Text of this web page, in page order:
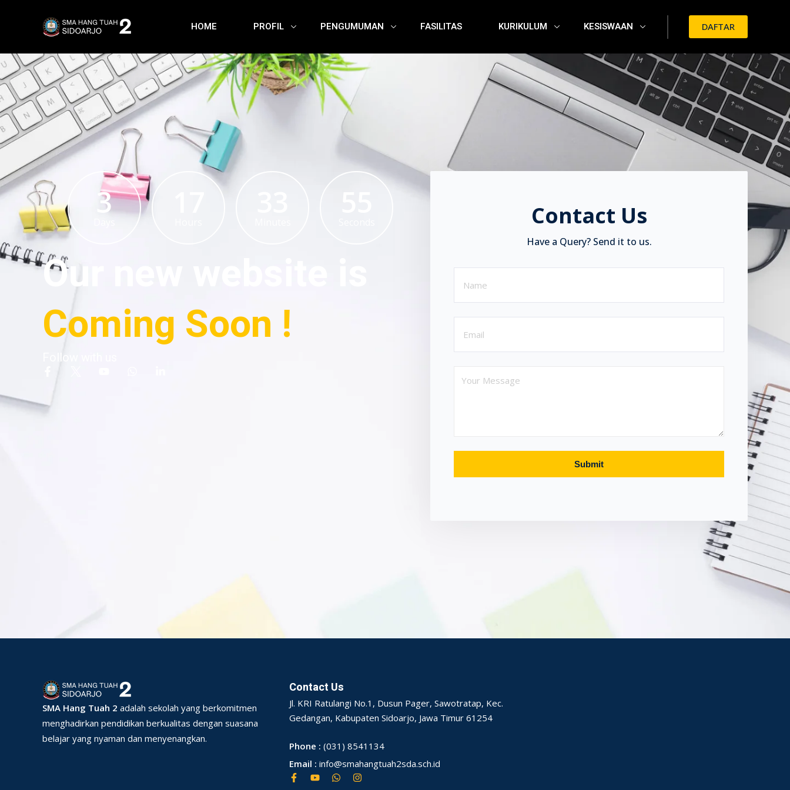
HOME PROFIL PENGUMUMAN FASILITAS KURIKULUM KESISWAAN DAFTAR
3
Our new website is
Coming Soon !
Follow with us
Contact Us
Have a Query? Send it to us.
SMA Hang Tuah 2 adalah sekolah yang berkomitmen
menghadirkan pendidikan berkualitas dengan suasana
belajar yang nyaman dan menyenangkan.
Contact Us
Jl. KRI Ratulangi No.1, Dusun Pager, Sawotratap, Kec.
Gedangan, Kabupaten Sidoarjo, Jawa Timur 61254
Phone : (031) 8541134
Email : info@smahangtuah2sda.sch.id